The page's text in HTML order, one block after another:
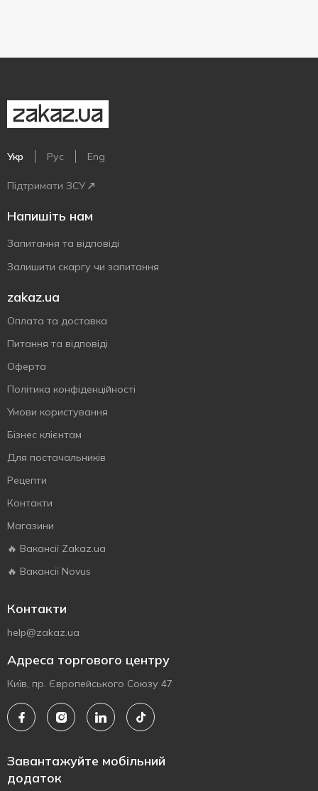
Укр Рус Eng
Підтримати ЗСУ
Напишіть нам
Запитання та відповіді
Залишити скаргу чи запитання
zakaz.ua
Оплата та доставка
Питання та відповіді
Оферта
Політика конфіденційності
Умови користування
Бізнес клієнтам
Для постачальників
Рецепти
Контакти
Магазини
🔥 Вакансії Zakaz.ua
🔥 Вакансії Novus
Контакти
help@zakaz.ua
Адреса торгового центру
Київ, пр. Європейського Союзу 47
Завантажуйте мобільний
додаток